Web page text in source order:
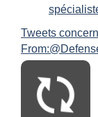
Tweets